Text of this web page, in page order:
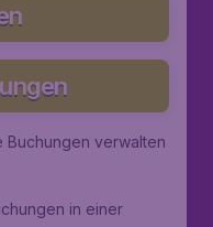
Buchungen verwalten
in einer